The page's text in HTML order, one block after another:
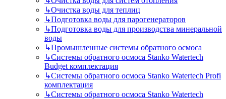
↳Очистка воды для теплиц
↳Подготовка воды для парогенераторов
↳Подготовка воды для производства минеральной
воды
↳Промышленные системы обратного осмоса
↳Системы обратного осмоса Stanko Watertech
Budget комплектация
↳Системы обратного осмоса Stanko Watertech Profi
комплектация
↳Системы обратного осмоса Stanko Watertech